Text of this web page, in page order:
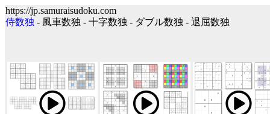
https://jp.samuraisudoku.com
侍数独 - 風車数独 - 十字数独 - ダブル数独 - 退屈数独